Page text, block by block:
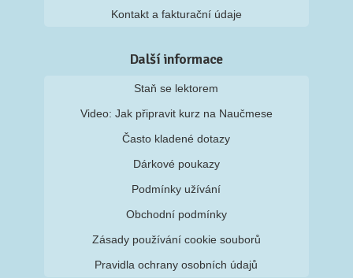
Kontakt a fakturační údaje
Další informace
Staň se lektorem
Video: Jak připravit kurz na Naučmese
Často kladené dotazy
Dárkové poukazy
Podmínky užívání
Obchodní podmínky
Zásady používání cookie souborů
Pravidla ochrany osobních údajů